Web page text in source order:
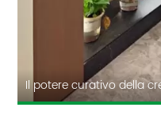
Il potere curativo della